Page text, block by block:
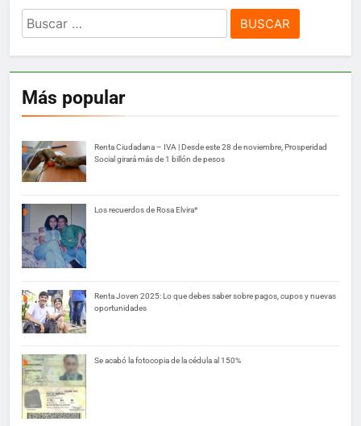
Buscar:
Más popular
Renta Ciudadana – IVA | Desde este 28 de noviembre, Prosperidad
Social girará más de 1 billón de pesos
Los recuerdos de Rosa Elvira*
Renta Joven 2025: Lo que debes saber sobre pagos, cupos y nuevas
oportunidades
Se acabó la fotocopia de la cédula al 150%